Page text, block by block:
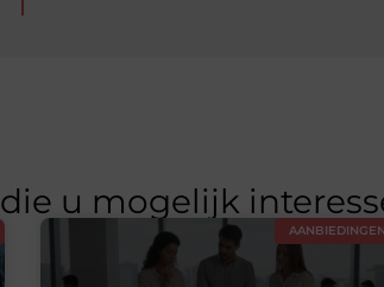
die u mogelijk
AANBIEDINGEN